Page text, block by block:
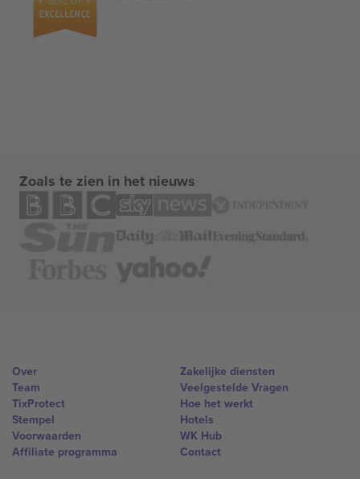
Zoals te zien in het nieuws
Over
Team
TixProtect
Stempel
Voorwaarden
Affiliate programma
Zakelijke diensten
Veelgestelde Vragen
Hoe het werkt
Hotels
WK Hub
Contact